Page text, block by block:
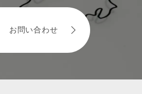
お問い合わせ